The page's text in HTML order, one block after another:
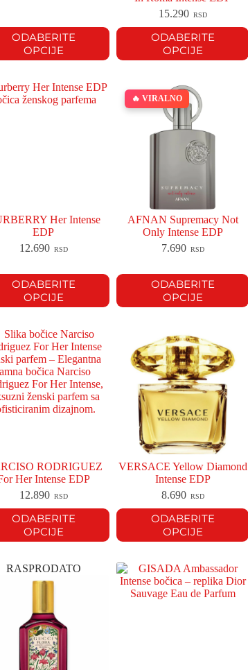
ODABERITE
OPCIJE
15.290 RSD
ODABERITE
OPCIJE
Her Intense
EDP
12.690 RSD
ODABERITE
OPCIJE
🔥 VIRALNO
AFNAN Supremacy Not
Only Intense EDP
7.690 RSD
ODABERITE
OPCIJE
RODRIGUEZ
Her Intense EDP
12.890 RSD
ODABERITE
OPCIJE
VERSACE Yellow Diamond
Intense EDP
8.690 RSD
ODABERITE
OPCIJE
RASPRODATO